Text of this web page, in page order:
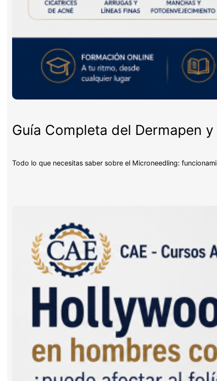
Guía Completa del Dermapen
Todo lo que necesitas saber sobre el Microneedling: